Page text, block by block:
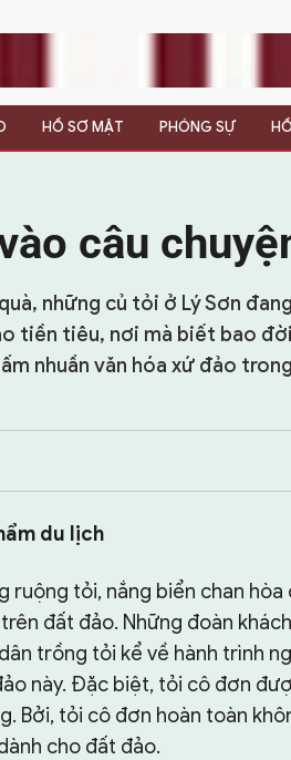
HỒ SƠ MẬT PHÓNG SỰ
câu
những củ tỏi ở Lý Sơn
tiền tiêu, nơi mà biết bao
nhuần văn hóa xứ đảo
du lịch
ruộng tỏi, nắng biển chan
đất đảo. Những đoàn
trồng tỏi kể về hành trình
này. Đặc biệt, tỏi cô đơn
Bởi, tỏi cô đơn hoàn toàn
cho đất đảo.